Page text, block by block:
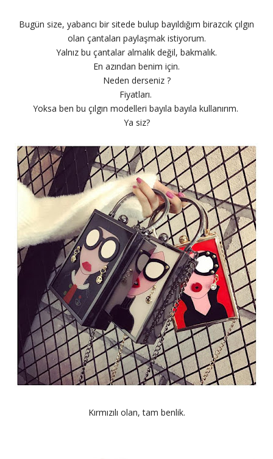
Bugün size, yabancı bir sitede bulup bayıldığım birazcık çılgın
olan çantaları paylaşmak istiyorum.
Yalnız bu çantalar almalık değil, bakmalık.
En azından benim için.
Neden derseniz ?
Fiyatları.
Yoksa ben bu çılgın modelleri bayıla bayıla kullanırım.
Ya siz?
Kırmızılı olan, tam benlik.